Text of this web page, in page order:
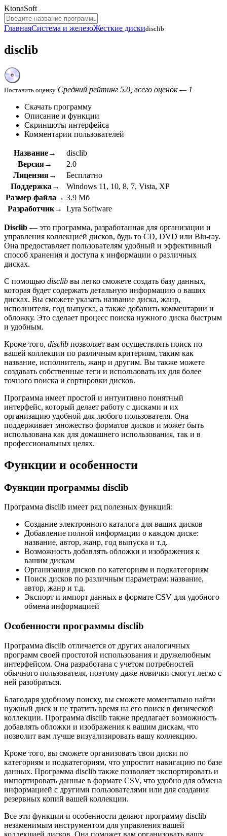
KtonaSoft
ГлавнаяСистема и железоЖесткие дискиdisclib
disclib
Поставить оценку Средний рейтинг 5.0, всего оценок — 1
Скачать программу
Описание и функции
Скриншоты интерфейса
Комментарии пользователей
Название→
disclib
Версия→
2.0
Лицензия→
Бесплатно
Поддержка→
Windows 11, 10, 8, 7, Vista, XP
Размер файла→ 3.9 Мб
Разработчик→
Lyra Software
Disclib — это программа, разработанная для организации и
управления коллекцией дисков, будь то CD, DVD или Blu-ray.
Она предоставляет пользователям удобный и эффективный
способ хранения и доступа к информации о различных
дисках.
С помощью disclib вы легко сможете создать базу данных,
которая будет содержать детальную информацию о ваших
дисках. Вы сможете указать название диска, жанр,
исполнителя, год выпуска, а также добавить комментарии и
обложку. Это сделает процесс поиска нужного диска быстрым
и удобным.
Кроме того, disclib позволяет вам осуществлять поиск по
вашей коллекции по различным критериям, таким как
название, исполнитель, жанр и другим. Вы также можете
создавать собственные теги и использовать их для более
точного поиска и сортировки дисков.
Программа имеет простой и интуитивно понятный
интерфейс, который делает работу с дисками и их
организацию удобной для любого пользователя. Она
поддерживает множество форматов дисков и может быть
использована как для домашнего использования, так и в
профессиональных целях.
Функции и особенности
Функции программы disclib
Программа disclib имеет ряд полезных функций:
Создание электронного каталога для ваших дисков
Добавление полной информации о каждом диске:
название, автор, жанр, год выпуска и т.д.
Возможность добавлять обложки и изображения к
вашим дискам
Организация дисков по категориям и подкатегориям
Поиск дисков по различным параметрам: название,
автор, жанр и т.д.
Экспорт и импорт данных в формате CSV для удобного
обмена информацией
Особенности программы disclib
Программа disclib отличается от других аналогичных
программ своей простотой использования и дружелюбным
интерфейсом. Она разработана с учетом потребностей
обычного пользователя, поэтому даже новички смогут легко с
ней разобраться.
Благодаря удобному поиску, вы сможете моментально найти
нужный диск и не тратить время на его поиск в физической
коллекции. Программа disclib также предлагает возможность
добавлять обложки и изображения к вашим дискам, что
позволит вам лучше визуализировать вашу коллекцию.
Кроме того, вы сможете организовать свои диски по
категориям и подкатегориям, что упростит навигацию по базе
данных. Программа disclib также позволяет экспортировать и
импортировать данные в формате CSV, что удобно для обмена
информацией с другими пользователями или для создания
резервных копий вашей коллекции.
Все эти функции и особенности делают программу disclib
незаменимым инструментом для управления вашей
коллекцией дисков. Она поможет вам организовать вашу